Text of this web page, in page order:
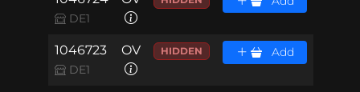
DE1
1046723
DE1
OV HIDDEN Add